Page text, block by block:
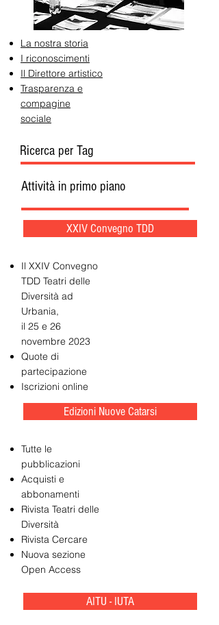
La nostra storia
I riconoscimenti
Il Direttore artistico
Trasparenza e
compagine
sociale
Ricerca per Tag
Attività in primo piano
XXIV Convegno TDD
Il XXIV Convegno
TDD Teatri delle
Diversità ad
Urbania,
il 25 e 26
novembre 2023
Quote di
partecipazione
Iscrizioni online
Edizioni Nuove Catarsi
Tutte le
pubblicazioni
Acquisti e
abbonamenti
Rivista Teatri delle
Diversità
Rivista Cercare
Nuova sezione
Open Access
AITU - IUTA